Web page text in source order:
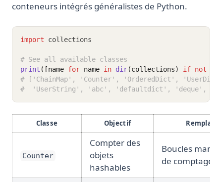
conteneurs intégrés généralistes de Python.
import collections
# See all available classes
print ([name for name in dir(collections) if not
# ['ChainMap', 'Counter', 'OrderedDict',
#  'UserString', 'abc', 'defaultdict', 'deque',
Classe Objectif Remplace
Counter
Compter des
objets
hashables
Boucles
de comptage